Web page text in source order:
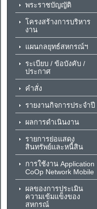
พระราชบัญญัติ
โครงสร้างการบริหาร
งาน
แผนกลยุทธ์สหกรณ์ฯ
ระเบียบ / ข้อบังคับ /
ประกาศ
คำสั่ง
รายงานกิจการประจำปี
ผลการดำเนินงาน
รายการย่อแสดง
สินทรัพย์และหนี้สิน
การใช้งาน Application
CoOp Network Mobile
ผลของการประเมิน
ความเข้มแข็งของ
สหกรณ์